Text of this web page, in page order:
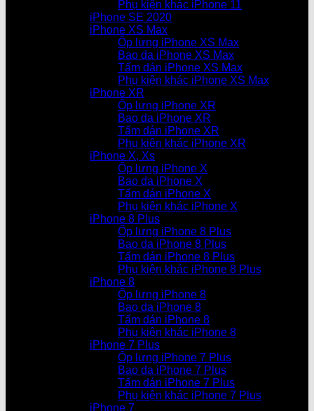
Phụ kiện khác iPhone 11
iPhone SE 2020
iPhone XS Max
Ốp lưng iPhone XS Max
Bao da iPhone XS Max
Tấm dán iPhone XS Max
Phụ kiện khác iPhone XS Max
iPhone XR
Ốp lưng iPhone XR
Bao da iPhone XR
Tấm dán iPhone XR
Phụ kiện khác iPhone XR
iPhone X, Xs
Ốp lưng iPhone X
Bao da iPhone X
Tấm dán iPhone X
Phụ kiện khác iPhone X
iPhone 8 Plus
Ốp lưng iPhone 8 Plus
Bao da iPhone 8 Plus
Tấm dán iPhone 8 Plus
Phụ kiện khác iPhone 8 Plus
iPhone 8
Ốp lưng iPhone 8
Bao da iPhone 8
Tấm dán iPhone 8
Phụ kiện khác iPhone 8
iPhone 7 Plus
Ốp lưng iPhone 7 Plus
Bao da iPhone 7 Plus
Tấm dán iPhone 7 Plus
Phụ kiện khác iPhone 7 Plus
iPhone 7